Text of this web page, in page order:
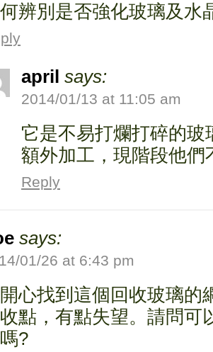
辨別是否強化玻璃及水
april says:
2014/01/13 at 11:05 am
它是不易打爛打碎的
額外加工，現階段他們
Reply
says:
01/26 at 6:43 pm
心找到這個回收玻璃的
點，有點失望。請問可
?